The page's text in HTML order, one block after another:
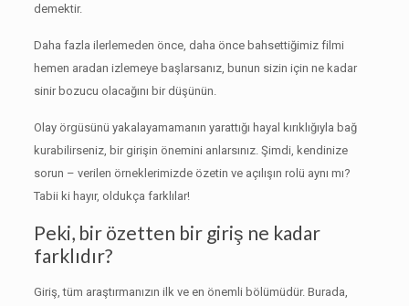
demektir.
Daha fazla ilerlemeden önce, daha önce bahsettiğimiz filmi
hemen aradan izlemeye başlarsanız, bunun sizin için ne kadar
sinir bozucu olacağını bir düşünün.
Olay örgüsünü yakalayamamanın yarattığı hayal kırıklığıyla bağ
kurabilirseniz, bir girişin önemini anlarsınız. Şimdi, kendinize
sorun – verilen örneklerimizde özetin ve açılışın rolü aynı mı?
Tabii ki hayır, oldukça farklılar!
Peki, bir özetten bir giriş ne kadar
farklıdır?
Giriş, tüm araştırmanızın ilk ve en önemli bölümüdür. Burada,